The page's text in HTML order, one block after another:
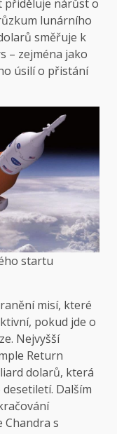
přiděluje nárůst o
lunárního
směřuje k
– zejména jako
úsilí o přistání
startu
misí, které
pokud jde o
Nejvyšší
Return
dolarů, která
Dalším
s